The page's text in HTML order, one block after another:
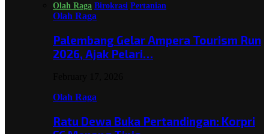
Olah Raga Birokrasi Pertanian
Olah Raga
Palembang Gelar Ampera Tourism Run
2026, Ajak Pelari…
Olah Raga
Ratu Dewa Buka Pertandingan: Korpri